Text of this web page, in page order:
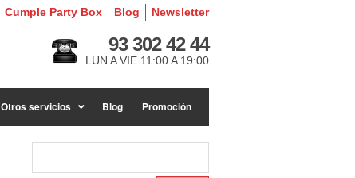
Newsletter
Blog
Cumple Party Box
93 302 42 44
LUN A VIE 11:00 A 19:00
Otros servicios Blog Promoción